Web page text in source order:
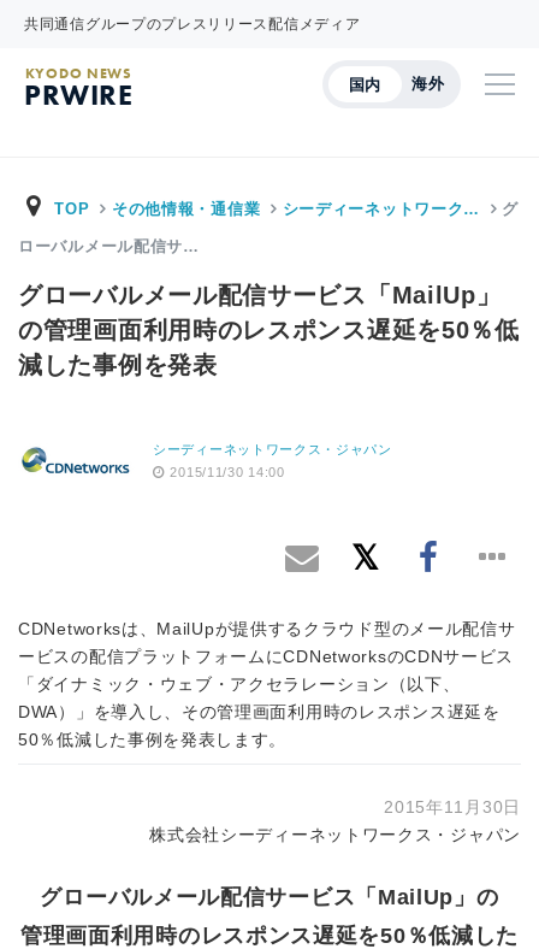
共同通信グループのプレスリリース配信メディア
国内 海外
KYODO NEWS
PRWIRE
TOP その他情報・通信業 シーディーネットワーク… グ
ローバルメール配信サ…
グローバルメール配信サービス「MailUp」
の管理画面利用時のレスポンス遅延を50％低
減した事例を発表
シーディーネットワークス・ジャパン
2015/11/30 14:00
CDNetworksは、MailUpが提供するクラウド型のメール配信サ
ービスの配信プラットフォームにCDNetworksのCDNサービス
「ダイナミック・ウェブ・アクセラレーション（以下、
DWA）」を導入し、その管理画面利用時のレスポンス遅延を
50％低減した事例を発表します。
2015年11月30日
株式会社シーディーネットワークス・ジャパン
グローバルメール配信サービス「MailUp」の
管理画面利用時のレスポンス遅延を50％低減した